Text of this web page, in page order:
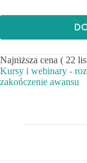
Najniższa cena ( 22
Kursy i webinary -
zakończenie awansu